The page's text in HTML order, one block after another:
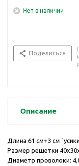
Нет в наличии
Поделиться
Описание
Длина 61 см+3 см
Размер решетки
Диаметр проволоки: